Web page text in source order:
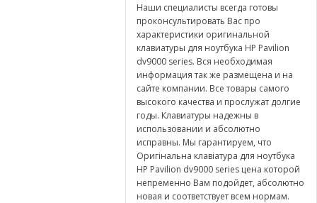
Наши специалисты всегда готовы
проконсультировать Вас про
характеристики оригинальной
клавиатуры для ноутбука HP Pavilion
dv9000 series. Вся необходимая
информация так же размещена и на
сайте компании. Все товары самого
высокого качества и прослужат долгие
годы. Клавиатуры надежны в
использовании и абсолютно
исправны. Мы гарантируем, что
Оригінальна клавіатура для ноутбука
HP Pavilion dv9000 series цена которой
непременно Вам подойдет, абсолютно
новая и соответствует всем нормам.